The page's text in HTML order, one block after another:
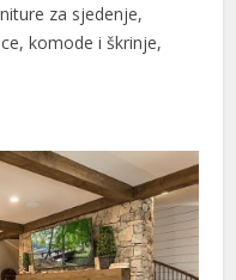
za sjedenje,
komode i škrinje,